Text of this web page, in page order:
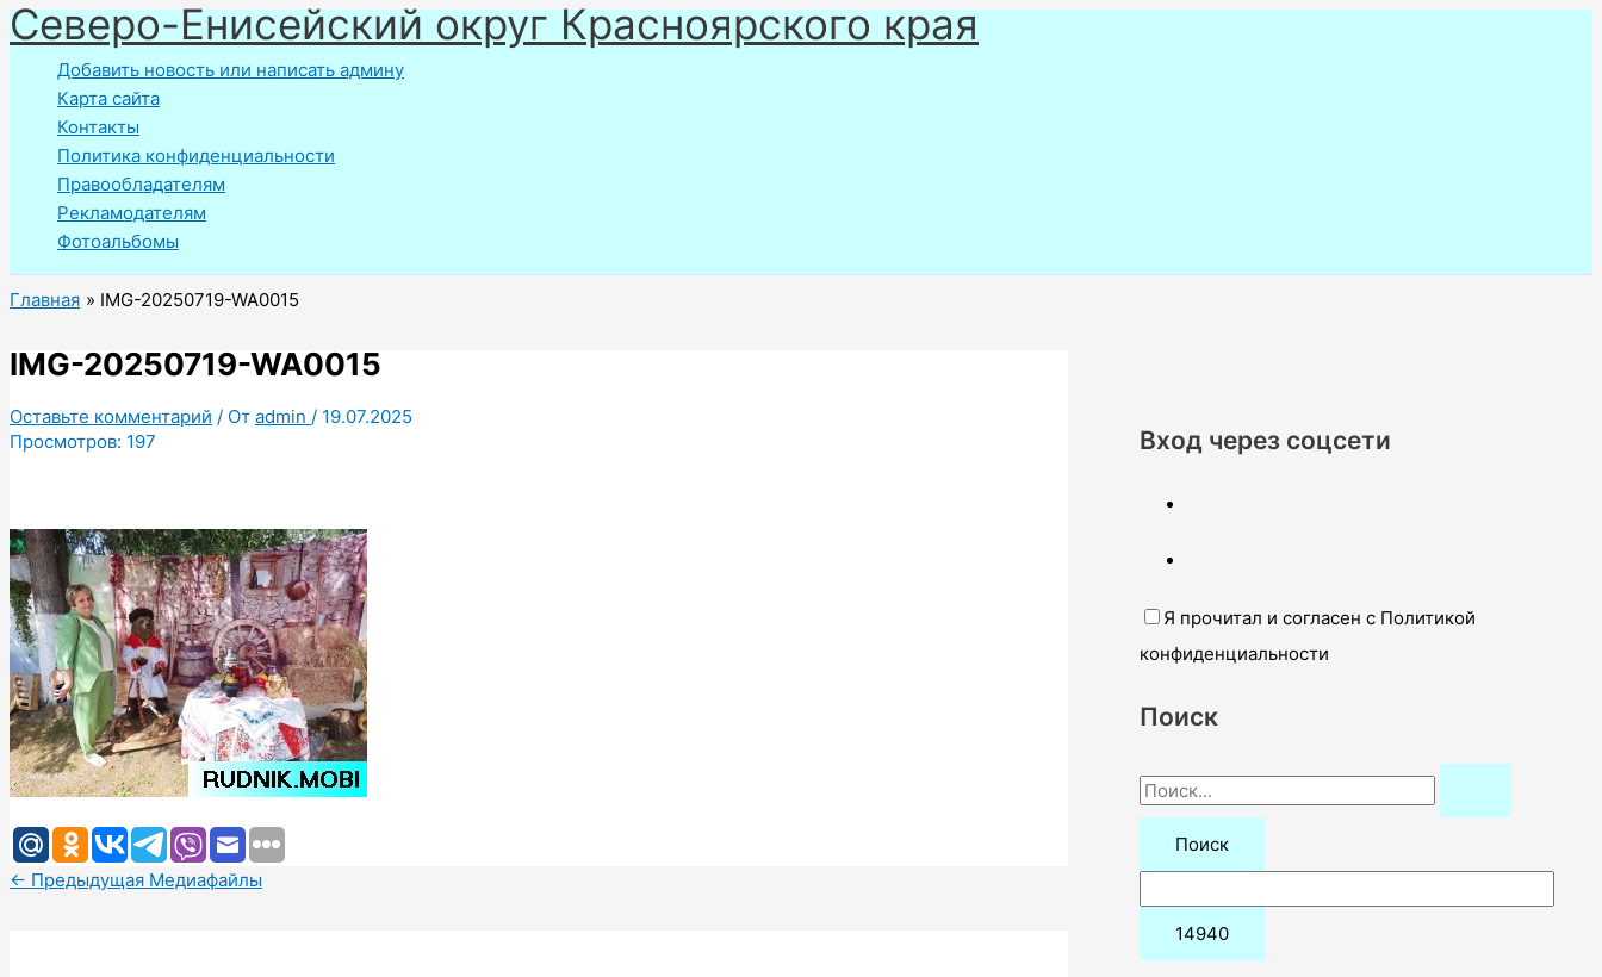
Перейти
к
содержимому
Северо-Енисейский округ Красноярского края
Добавить новость или написать админу
Карта сайта
Контакты
Политика конфиденциальности
Правообладателям
Рекламодателям
Фотоальбомы
Главная IMG-20250719-WA0015
IMG-20250719-WA0015
Оставьте комментарий / От admin / 19.07.2025
Просмотров: 197
← Предыдущая Медиафайлы
Вход через соцсети
Я прочитал и согласен с Политикой
конфиденциальности
Поиск
П
о
: